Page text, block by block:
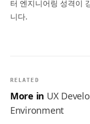
터 엔지니어링 성격이
니다.
RELATED
More in UX
Environment